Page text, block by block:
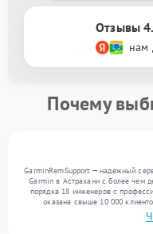
Отзывы
нам
Почему
GarminRemSupport — надежный
Garmin в Астрахани с более чем
порядка 18 инженеров с
оказана свыше 10 000
превысило 12 000. Ежемесячно
техники, включая , , . Мы